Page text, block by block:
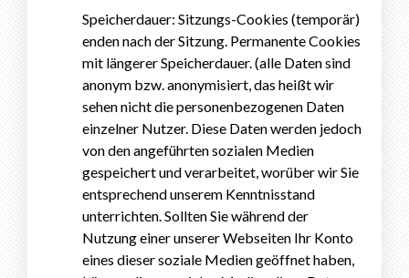
Speicherdauer: Sitzungs-Cookies (temporär)
enden nach der Sitzung. Permanente Cookies
mit längerer Speicherdauer. (alle Daten sind
anonym bzw. anonymisiert, das heißt wir
sehen nicht die personenbezogenen Daten
einzelner Nutzer. Diese Daten werden jedoch
von den angeführten sozialen Medien
gespeichert und verarbeitet, worüber wir Sie
entsprechend unserem Kenntnisstand
unterrichten. Sollten Sie während der
Nutzung einer unserer Webseiten Ihr Konto
eines dieser soziale Medien geöffnet haben,